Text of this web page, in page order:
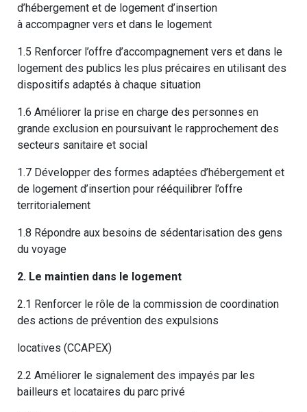
d’hébergement et de logement d’insertion
à accompagner vers et dans le logement
1.5 Renforcer l’offre d’accompagnement vers et dans le
logement des publics les plus précaires en utilisant des
dispositifs adaptés à chaque situation
1.6 Améliorer la prise en charge des personnes en
grande exclusion en poursuivant le rapprochement des
secteurs sanitaire et social
1.7 Développer des formes adaptées d’hébergement et
de logement d’insertion pour rééquilibrer l’offre
territorialement
1.8 Répondre aux besoins de sédentarisation des gens
du voyage
2. Le maintien dans le logement
2.1 Renforcer le rôle de la commission de coordination
des actions de prévention des expulsions
locatives (CCAPEX)
2.2 Améliorer le signalement des impayés par les
bailleurs et locataires du parc privé